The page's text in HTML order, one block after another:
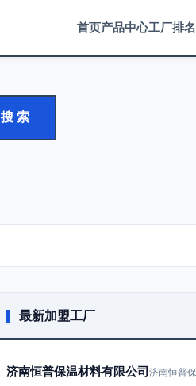
首页产品中心工厂排名
搜 索
最新加盟工厂
济南恒普保温材料有限公司